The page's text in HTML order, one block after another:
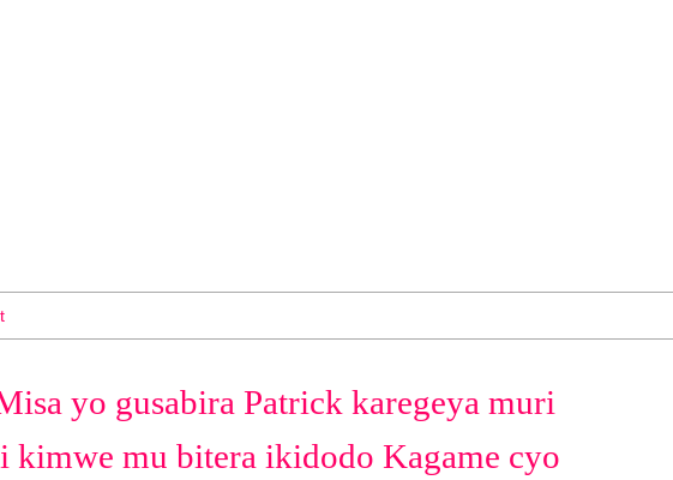
yo gusabira Patrick karegeya muri
kimwe mu bitera ikidodo Kagame cyo